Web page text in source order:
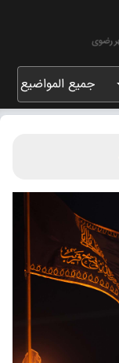
جميع المواضيع